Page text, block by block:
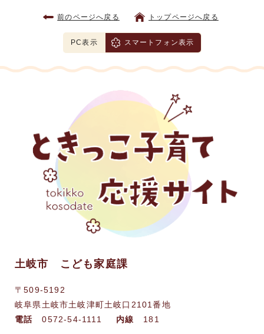
前のページへ戻る トップページへ戻る
PC表示 スマートフォン表示
土岐市 こども家庭課
〒509-5192
岐阜県土岐市土岐津町土岐口2101番地
電話
0572-54-1111 内線 181